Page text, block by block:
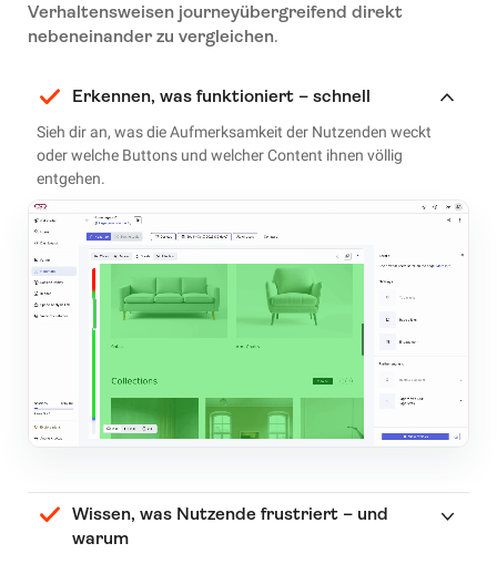
Verhaltensweisen journeyübergreifend direkt
nebeneinander zu vergleichen.
Erkennen, was funktioniert – schnell
Sieh dir an, was die Aufmerksamkeit der Nutzenden weckt
oder welche Buttons und welcher Content ihnen völlig
entgehen.
Wissen, was Nutzende frustriert – und
warum